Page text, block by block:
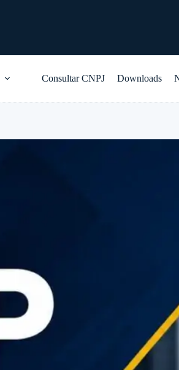
Consultar CNPJ Downloads